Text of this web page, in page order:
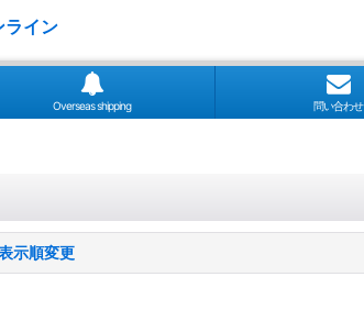
イン
Overseas shipping 問い合わせ
示順変更